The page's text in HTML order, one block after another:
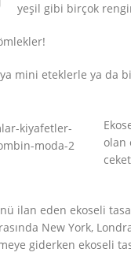
yeşil gibi birçok
mini eteklerle ya da
olan
ilan eden ekoseli
New York,
giderken ekoseli